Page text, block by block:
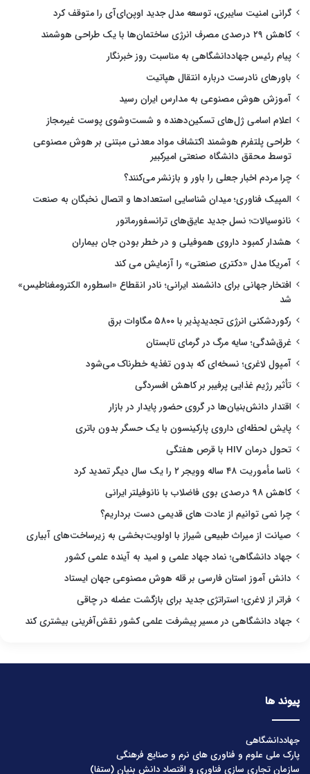
گرانی امنیت سایبری، توسعه مدل جدید اوپن‌ای‌آی را متوقف کرد
کاهش ۲۹ درصدی مصرف انرژی ساختمان‌ها با یک طراحی هوشمند
پیام رئیس جهاددانشگاهی به مناسبت روز خبرنگار
باورهای نادرست درباره انتقال هپاتیت
آموزش هوش مصنوعی به مدارس ایران رسید
اعلام اسامی ژل‌های تسکین‌دهنده و شست‌وشوی پوست غیرمجاز
طراحی پلتفرم هوشمند اکتشاف مواد معدنی مبتنی بر هوش مصنوعی
توسط محقق دانشگاه صنعتی امیرکبیر
چرا مردم اخبار جعلی را باور و بازنشر می‌کنند؟
المپیک فناوری؛ میدان شناسایی استعدادها و اتصال نخبگان به صنعت
نانوسیالات؛ نسل جدید عایق‌های ترانسفورماتور
هشدار کمبود داروی هموفیلی و در خطر بودن جان بیماران
آمریکا مدل «دکتری صنعتی» را آزمایش می کند
افتخار جهانی برای دانشمند ایرانی؛ نادر انقطاع «اسطوره الکترومغناطیس»
شد
رکوردشکنی انرژی تجدیدپذیر با ۵۸۰۰ مگاوات برق
غرق‌شدگی؛ سایه مرگ در گرمای تابستان
آمپول لاغری؛ نسخه‌ای که بدون تغذیه خطرناک می‌شود
تأثیر رژیم غذایی پرفیبر بر کاهش افسردگی
اقتدار دانش‌بنیان‌ها در گروی حضور پایدار در بازار
پایش لحظه‌ای داروی پارکینسون با یک حسگر بدون باتری
تحول درمان HIV با قرص هفتگی
ناسا مأموریت ۴۸ ساله وویجر ۲ را یک سال دیگر تمدید کرد
کاهش ۹۸ درصدی بوی فاضلاب با نانوفیلتر ایرانی
چرا نمی توانیم از عادت های قدیمی دست برداریم؟
صیانت از میراث طبیعی شیراز با اولویت‌بخشی به زیرساخت‌های آبیاری
جهاد دانشگاهی؛ نماد جهاد علمی و امید به آینده علمی کشور
دانش آموز استان فارسی بر قله هوش مصنوعی جهان ایستاد
فراتر از لاغری؛ استراتژی جدید برای بازگشت عضله در چاقی
جهاد دانشگاهی در مسیر پیشرفت علمی کشور نقش‌آفرینی بیشتری کند
پیوند ها
جهاددانشگاهی
پارک ملی علوم و فناوری های نرم و صنایع فرهنگی
سازمان تجاری سازی فناوری و اقتصاد دانش بنیان (ستفا)